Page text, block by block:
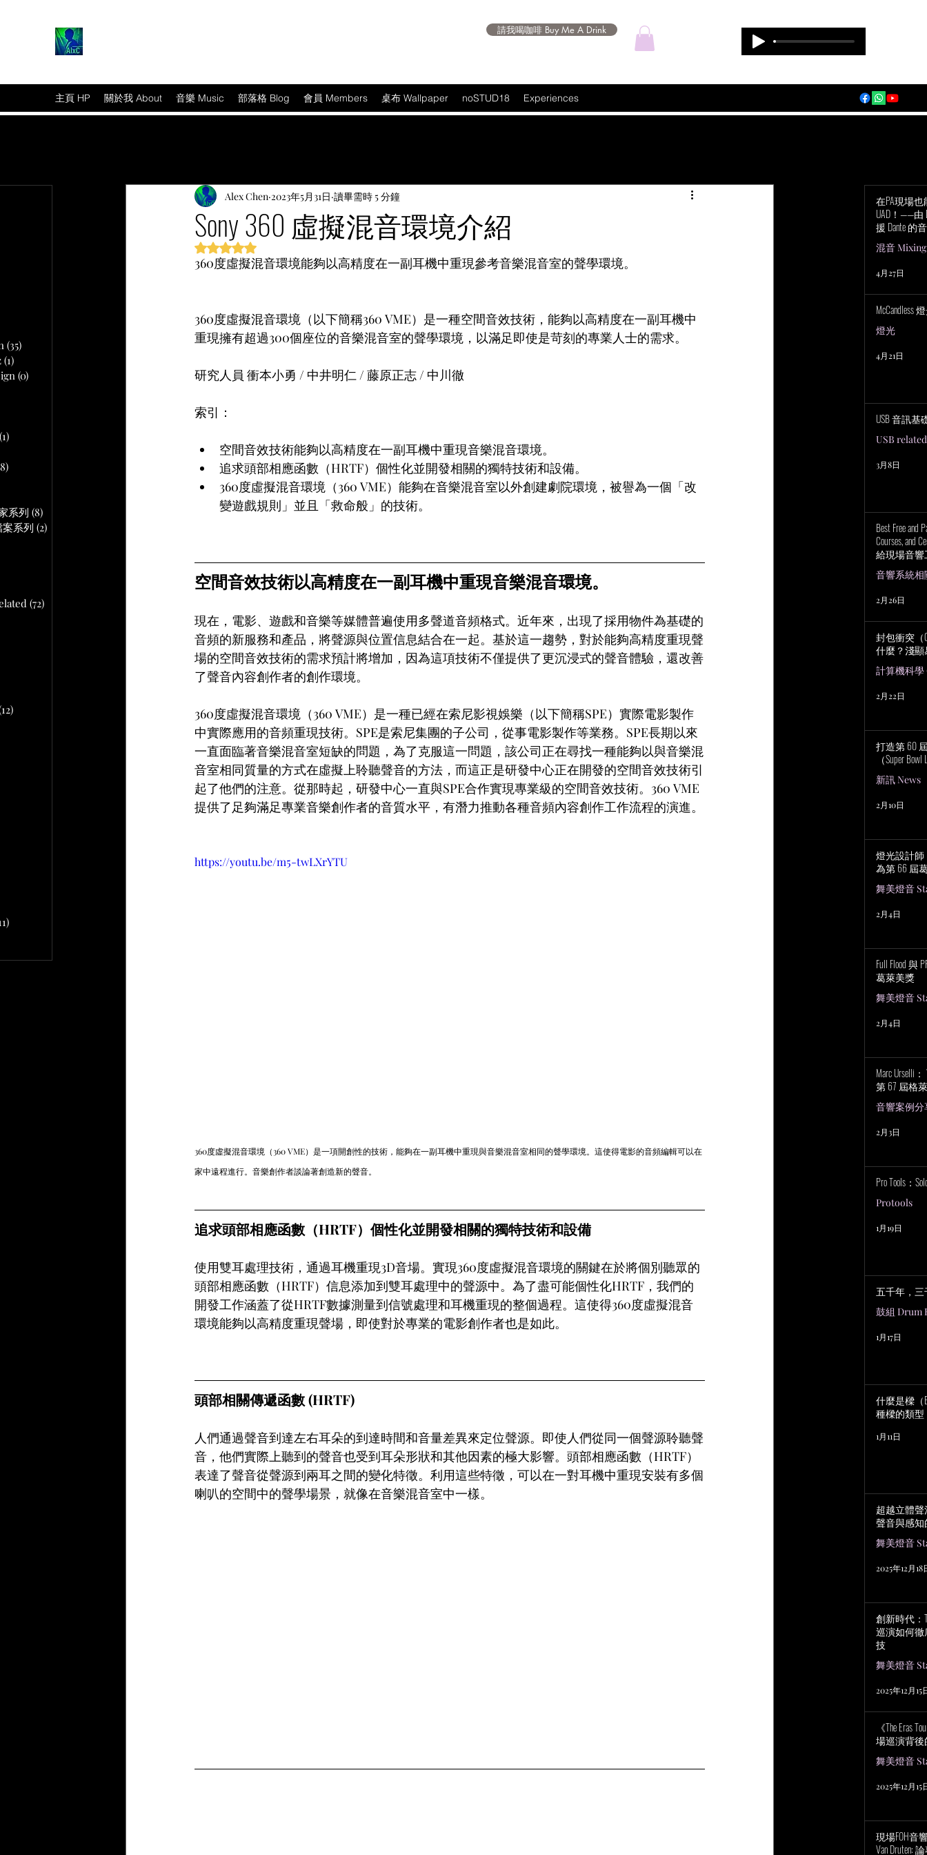
請我喝咖啡 Buy Me A Drink
主頁 HP 關於我 About 音樂 Music 部落格 Blog 會員 Members 桌布 Wallpaper noSTUD18 Experiences
(35)
(1)
(0)
(1)
系列 (8)
系列 (2)
(72)
Sony 360 虛擬混音環境介紹
Alex Chen 2023年5月31日 讀畢需時 5 分鐘
評等為 NaN（最高為 5 顆星）。
360度虛擬混音環境能夠以高精度在一副耳機中重現參考音樂混音室的聲學環境。
360度虛擬混音環境（以下簡稱360 VME）是一種空間音效技術，能夠以高精度在一副耳機中
重現擁有超過300個座位的音樂混音室的聲學環境，以滿足即使是苛刻的專業人士的需求。
研究人員 衝本小勇 / 中井明仁 / 藤原正志 / 中川徹
索引：
空間音效技術能夠以高精度在一副耳機中重現音樂混音環境。
追求頭部相應函數（HRTF）個性化並開發相關的獨特技術和設備。
360度虛擬混音環境（360 VME）能夠在音樂混音室以外創建劇院環境，被譽為一個「改
變遊戲規則」並且「救命般」的技術。
空間音效技術以高精度在一副耳機中重現音樂混音環境。
現在，電影、遊戲和音樂等媒體普遍使用多聲道音頻格式。近年來，出現了採用物件為基礎的
音頻的新服務和產品，將聲源與位置信息結合在一起。基於這一趨勢，對於能夠高精度重現聲
場的空間音效技術的需求預計將增加，因為這項技術不僅提供了更沉浸式的聲音體驗，還改善
了聲音內容創作者的創作環境。
360度虛擬混音環境（360 VME）是一種已經在索尼影視娛樂（以下簡稱SPE）實際電影製作
中實際應用的音頻重現技術。SPE是索尼集團的子公司，從事電影製作等業務。SPE長期以來
一直面臨著音樂混音室短缺的問題，為了克服這一問題，該公司正在尋找一種能夠以與音樂混
音室相同質量的方式在虛擬上聆聽聲音的方法，而這正是研發中心正在開發的空間音效技術引
起了他們的注意。從那時起，研發中心一直與SPE合作實現專業級的空間音效技術。360 VME
提供了足夠滿足專業音樂創作者的音質水平，有潛力推動各種音頻內容創作工作流程的演進。
https://youtu.be/m5-twLXrYTU
360度虛擬混音環境（360 VME）是一項開創性的技術，能夠在一副耳機中重現與音樂混音室相同的聲學環境。這使得電影的音頻編輯可以在
家中遠程進行。音樂創作者談論著創造新的聲音。
追求頭部相應函數（HRTF）個性化並開發相關的獨特技術和設備
使用雙耳處理技術，通過耳機重現3D音場。實現360度虛擬混音環境的關鍵在於將個別聽眾的
頭部相應函數（HRTF）信息添加到雙耳處理中的聲源中。為了盡可能個性化HRTF，我們的
開發工作涵蓋了從HRTF數據測量到信號處理和耳機重現的整個過程。這使得360度虛擬混音
環境能夠以高精度重現聲場，即使對於專業的電影創作者也是如此。
頭部相關傳遞函數 (HRTF)
人們通過聲音到達左右耳朵的到達時間和音量差異來定位聲源。即使人們從同一個聲源聆聽聲
音，他們實際上聽到的聲音也受到耳朵形狀和其他因素的極大影響。頭部相應函數（HRTF）
表達了聲音從聲源到兩耳之間的變化特徵。利用這些特徵，可以在一對耳機中重現安裝有多個
喇叭的空間中的聲學場景，就像在音樂混音室中一樣。
在PA現場
UAD！——由
援 Dante 的
Audio Apollo
混音 Mixing
4月27日
McCandless
燈光
4月21日
USB 音訊基
USB related
3月8日
Best Free and
Courses, and
給現場音
上培訓研
音響系統相
2月26日
封包衝突（
什麼？淺
計算機科學
2月22日
打造第 60
（Super
新訊 News
2月10日
燈光設計師
為第 66 屆
舞美燈音
2月4日
Full Flood 與
葛萊美獎
舞美燈音
2月4日
Marc Urselli
第 67 屆格
音響案例分
2月3日
Pro Tools：
Protools
1月19日
五千年，
鼓組 Drum
1月17日
什麼是樑（
種樑的類型
1月11日
超越立體
聲音與感
舞美燈音
2025年12月18
創新時代：
巡演如何
技
舞美燈音
2025年12月15
《The Eras
場巡演背
舞美燈音
2025年12月15
現場FOH音
Van Druten: